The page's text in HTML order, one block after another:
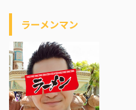
ラーメンマン